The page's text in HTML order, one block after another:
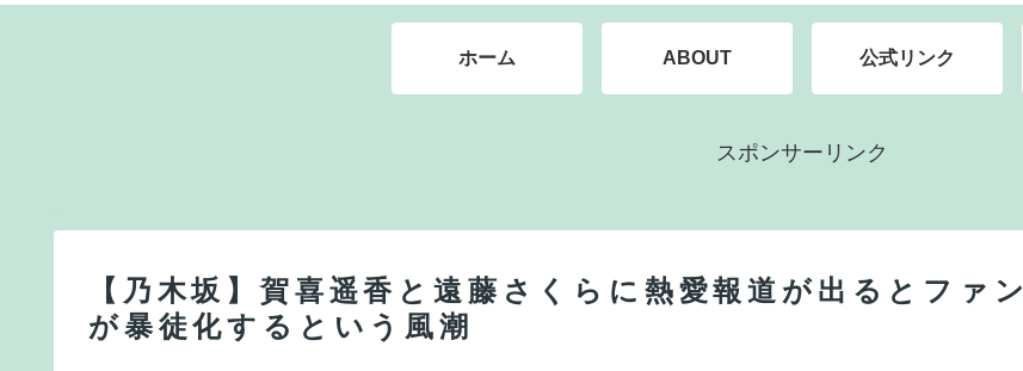
ホーム ABOUT 公式リンク
スポンサーリンク
【乃木坂】賀喜遥香と遠藤さくらに熱愛報道が出るとファン
が暴徒化するという風潮